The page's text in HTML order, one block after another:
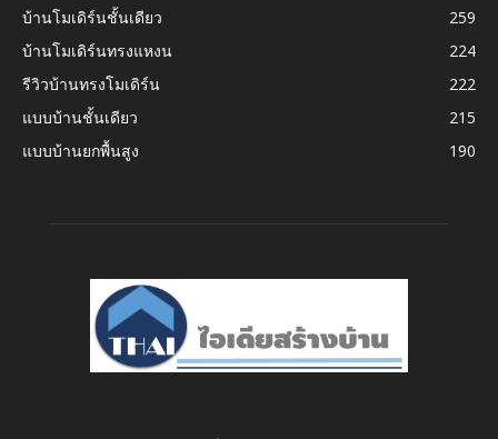
บ้านโมเดิร์นชั้นเดียว
259
บ้านโมเดิร์นทรงแหงน
224
รีวิวบ้านทรงโมเดิร์น
222
แบบบ้านชั้นเดียว
215
แบบบ้านยกพื้นสูง
190